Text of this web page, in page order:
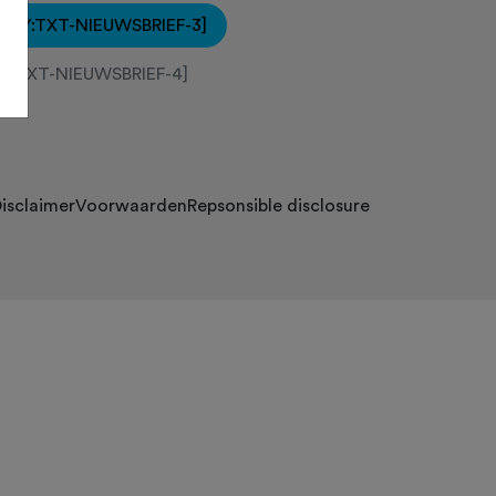
[KEY:TXT-NIEUWSBRIEF-3]
NIEUWSBRIEF-4]
VoorwaardenRepsonsible disclosure